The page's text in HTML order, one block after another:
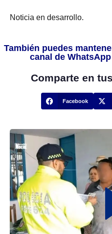
Noticia en desarrollo.
También puedes
canal de
Comparte en
Facebook